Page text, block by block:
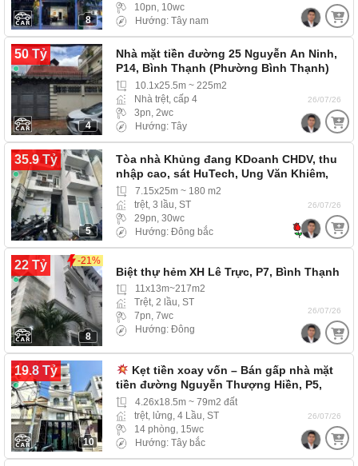
8
10pn, 10wc
Hướng: Tây nam
50 Tỷ
4
Nhà mặt tiền đường 25 Nguyễn An Ninh,
P14, Bình Thạnh (Phường Bình Thạnh)
mặt tiền đường,…
10.1x25.5m ~ 225m2
Nhà trệt, cấp 4
3pn, 2wc
Hướng: Tây
26/07/26
35.9 Tỷ
5
Tòa nhà Khủng đang KDoanh CHDV, thu
nhập cao, sát HuTech, Ung Văn Khiêm,
P25, Bình Thạnh
7.15x25m ~ 180 m2
trệt, 3 lầu, ST
29pn, 30wc
Hướng: Đông bắc
26/07/26
22 Tỷ -21%
8
Biệt thự hẻm XH Lê Trực, P7, Bình Thạnh
11x13m~217m2
Trệt, 2 lầu, ST
7pn, 7wc
Hướng: Đông
26/07/26
19.8 Tỷ
10
Kẹt tiền xoay vốn – Bán gấp nhà mặt
tiền đường Nguyễn Thượng Hiền, P5,
Bình…4.26x18.5m ~ 79m2 đất
trệt, lửng, 4 Lầu, ST
14 phòng, 15wc
Hướng: Tây bắc
26/07/26